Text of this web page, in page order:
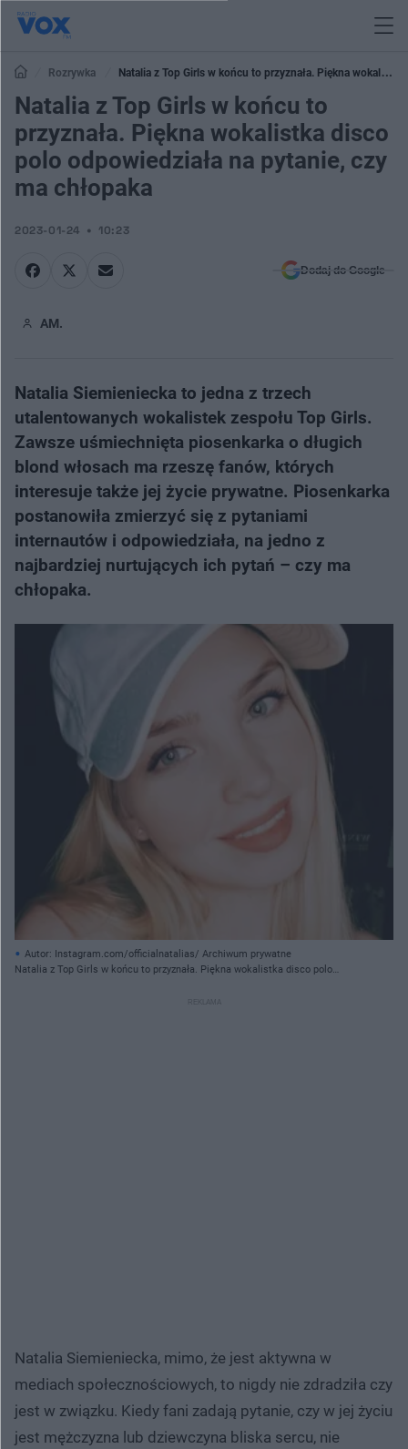
Rozrywka
Natalia z Top Girls w końcu to przyznała. Piękna wokalistka
disco polo odpowiedziała na pytanie, czy ma chłopaka
Natalia z Top Girls w końcu to
przyznała. Piękna wokalistka disco
polo odpowiedziała na pytanie, czy
ma chłopaka
2023-01-24 10:23
Dodaj do Google
AM.
Natalia Siemieniecka to jedna z trzech
utalentowanych wokalistek zespołu Top Girls.
Zawsze uśmiechnięta piosenkarka o długich
blond włosach ma rzeszę fanów, których
interesuje także jej życie prywatne. Piosenkarka
postanowiła zmierzyć się z pytaniami
internautów i odpowiedziała, na jedno z
najbardziej nurtujących ich pytań – czy ma
chłopaka.
Autor: Instagram.com/officialnatalias/ Archiwum prywatne
Natalia z Top Girls w końcu to przyznała. Piękna wokalistka disco polo
Natalia Siemieniecka, mimo, że jest aktywna w
mediach społecznościowych, to nigdy nie zdradziła czy
jest w związku. Kiedy fani zadają pytanie, czy w jej życiu
jest mężczyzna lub dziewczyna bliska sercu, nie